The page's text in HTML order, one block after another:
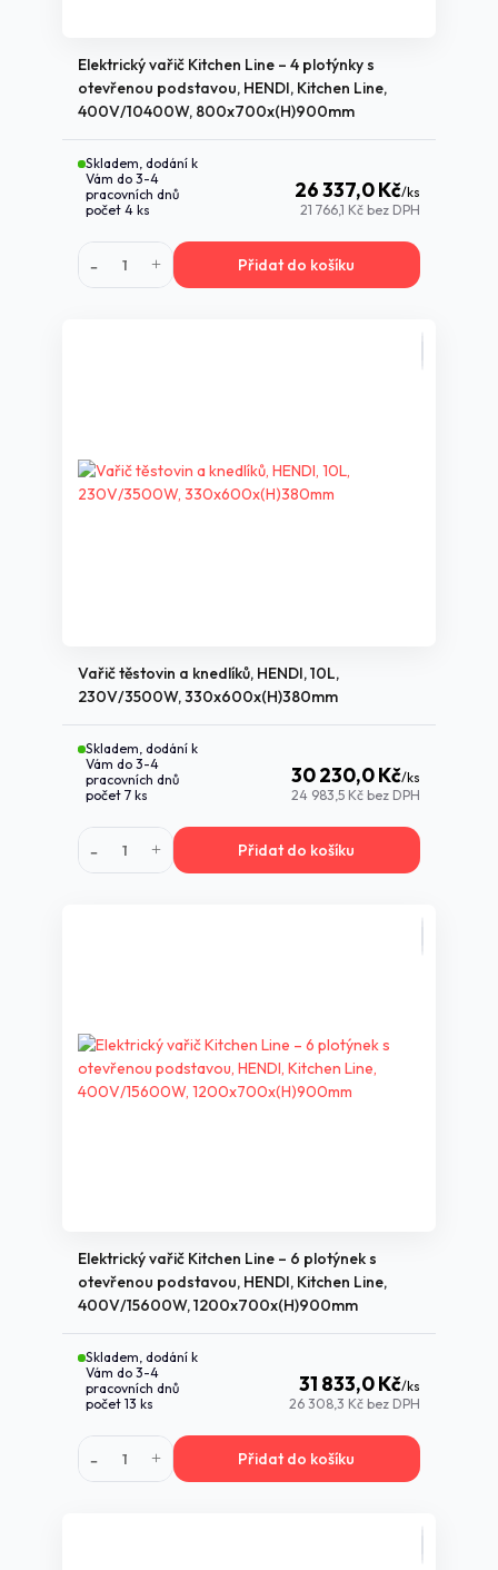
Elektrický vařič Kitchen Line – 4 plotýnky s
otevřenou podstavou, HENDI, Kitchen Line,
400V/10400W, 800x700x(H)900mm
26 337,0 Kč/ks
21 766,1 Kč bez DPH
Skladem, dodání k
Vám do 3-4
pracovních dnů
počet 4 ks
Přidat do košíku
Vařič těstovin a knedlíků, HENDI, 10L,
230V/3500W, 330x600x(H)380mm
30 230,0 Kč/ks
24 983,5 Kč bez DPH
Skladem, dodání k
Vám do 3-4
pracovních dnů
počet 7 ks
Přidat do košíku
Elektrický vařič Kitchen Line – 6 plotýnek s
otevřenou podstavou, HENDI, Kitchen Line,
400V/15600W, 1200x700x(H)900mm
31 833,0 Kč/ks
26 308,3 Kč bez DPH
Skladem, dodání k
Vám do 3-4
pracovních dnů
počet 13 ks
Přidat do košíku